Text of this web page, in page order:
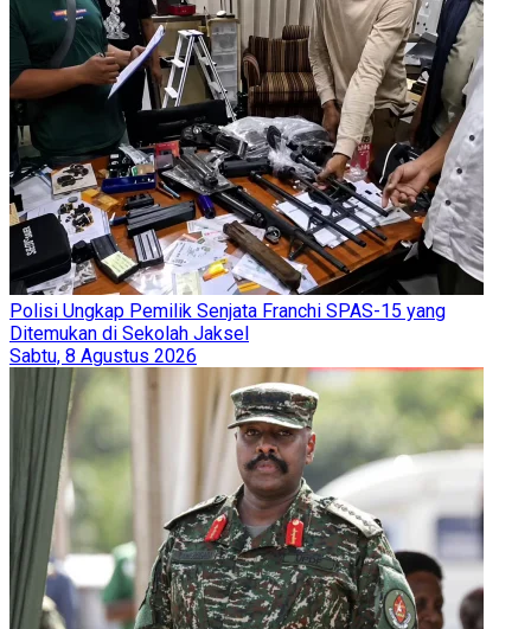
Polisi Ungkap Pemilik Senjata Franchi SPAS-15 yang
Ditemukan di Sekolah Jaksel
Sabtu, 8 Agustus 2026